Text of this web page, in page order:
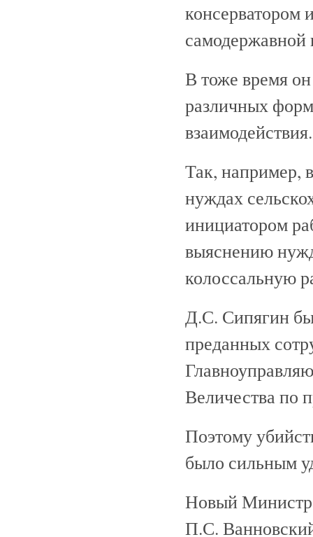
консерватором
самодержавной
В тоже время
различных
взаимодействия.
Так, например,
нуждах
инициатором
выяснению
колоссальную
Д.С. Сипягин
преданных
Величества по
Поэтому
было сильным
Новый Министр
П.С.